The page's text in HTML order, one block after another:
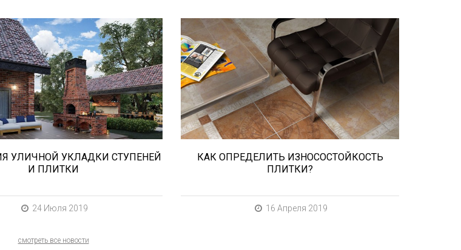
статье мы расскажем о том,
учесть при выборе и
уличных облицовочных
(ступени и плитка).
УЛИЧНОЙ УКЛАДКИ СТУПЕНЕЙ
И ПЛИТКИ
24 Июля 2019
При выборе любой плитки важно
важны не только цвет и размер, но и
ее износостойкость. Как же
определить износостойкость
керамической плитки и
керамогранита? Сейчас расскажем.
КАК ОПРЕДЕЛИТЬ ИЗНОСОСТОЙКОСТЬ
ПЛИТКИ?
16 Апреля 2019
смотреть все новости